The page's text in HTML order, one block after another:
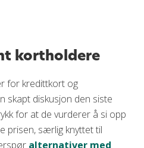
kortholdere
for kredittkort og
skapt diskusjon den siste
for at de vurderer å si opp
prisen, særlig knyttet til
alternativer med